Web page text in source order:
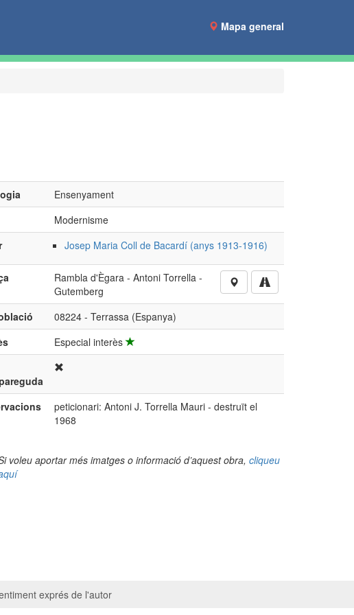
Mapa general
Ensenyament
Modernisme
Josep Maria Coll de Bacardí (anys 1913-1916)
Rambla d'Ègara - Antoni Torrella -
Gutemberg
08224 - Terrassa (Espanya)
Especial interès
peticionari: Antoni J. Torrella Mauri - destruït el
1968
voleu aportar més imatges o informació d’aquest obra, cliqueu
exprés de l'autor